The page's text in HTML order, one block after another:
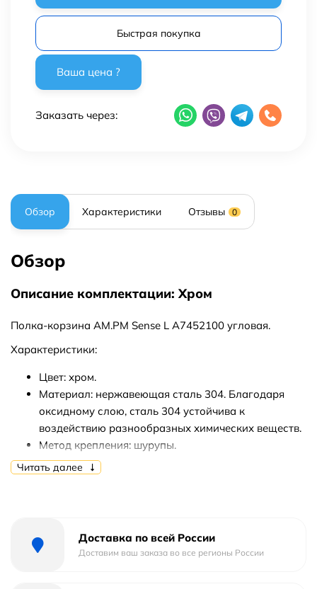
Быстрая покупка
Заказать через:
Обзор Характеристики Отзывы 0
Обзор
Описание комплектации: Хром
Полка-корзина AM.PM Sense L A7452100 угловая.
Характеристики:
Цвет: хром.
Материал: нержавеющая сталь 304. Благодаря
оксидному слою, сталь 304 устойчива к
воздействию разнообразных химических веществ.
Метод крепления: шурупы.
Монтаж: подвесной.
Читать далее
Доставка по всей России
Доставим ваш заказа во все регионы России